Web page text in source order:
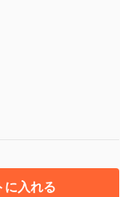
に入れる